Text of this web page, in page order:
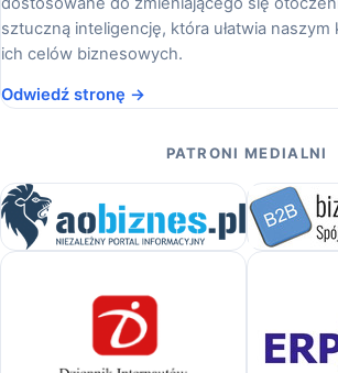
sztuczną inteligencję, która ułatwia naszym
ich celów biznesowych.
Odwiedź stronę →
PATRONI MEDIALNI